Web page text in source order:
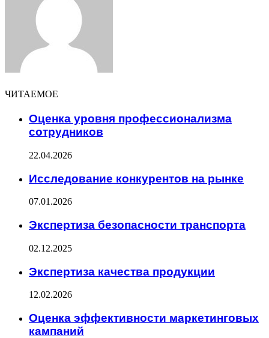
ЧИТАЕМОЕ
Оценка уровня профессионализма
сотрудников
22.04.2026
Исследование конкурентов на рынке
07.01.2026
Экспертиза безопасности транспорта
02.12.2025
Экспертиза качества продукции
12.02.2026
Оценка эффективности маркетинговых
кампаний